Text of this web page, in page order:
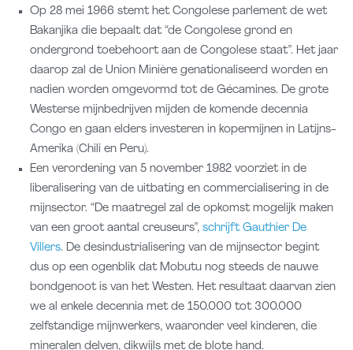
Op 28 mei 1966 stemt het Congolese parlement de wet
Bakanjika die bepaalt dat “de Congolese grond en
ondergrond toebehoort aan de Congolese staat”. Het jaar
daarop zal de Union Minière genationaliseerd worden en
nadien worden omgevormd tot de Gécamines. De grote
Westerse mijnbedrijven mijden de komende decennia
Congo en gaan elders investeren in kopermijnen in Latijns-
Amerika (Chili en Peru).
Een verordening van 5 november 1982 voorziet in de
liberalisering van de uitbating en commercialisering in de
mijnsector. “De maatregel zal de opkomst mogelijk maken
van een groot aantal creuseurs”,schrijft Gauthier De
Villers. De desindustrialisering van de mijnsector begint
dus op een ogenblik dat Mobutu nog steeds de nauwe
bondgenoot is van het Westen. Het resultaat daarvan zien
we al enkele decennia met de 150.000 tot 300.000
zelfstandige mijnwerkers, waaronder veel kinderen, die
mineralen delven, dikwijls met de blote hand.